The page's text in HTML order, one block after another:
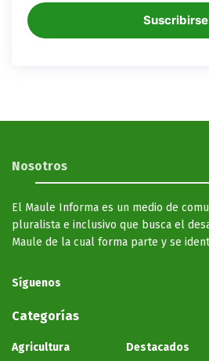
Suscribirse
Nosotros
El Maule Informa es un medio de
pluralista e inclusivo que busca el
Maule de la cual forma parte y se
Síguenos
Categorías
Agricultura
Destacados